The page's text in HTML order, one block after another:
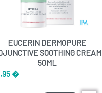
EUCERIN DERMOPURE
SOOTHING CREAM
50ML
�